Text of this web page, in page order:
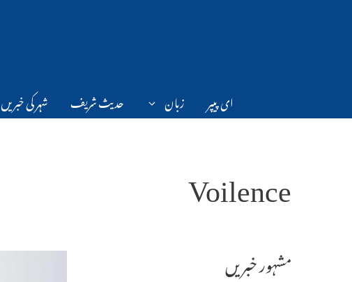
ای پیپر زبان حدیث شریف شہر کی خبریں
Voilence
مشہور خبریں